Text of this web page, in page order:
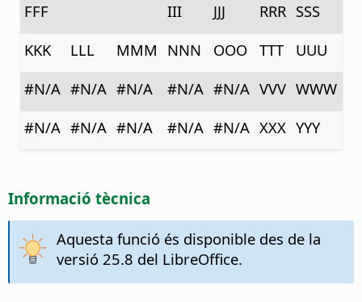
FFF
III JJJ RRR SSS
KKK
LLL MMM NNN OOO TTT
UUU
#N/A #N/A #N/A #N/A #N/A VVV WWW
#N/A #N/A #N/A #N/A #N/A XXX YYY
Informació tècnica
Aquesta funció és disponible des de la
versió 25.8 del LibreOffice.